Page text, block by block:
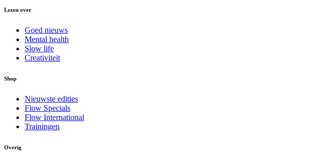
Lezen over
Goed nieuws
Mental health
Slow life
Creativiteit
Shop
Nieuwste edities
Flow Specials
Flow International
Trainingen
Overig